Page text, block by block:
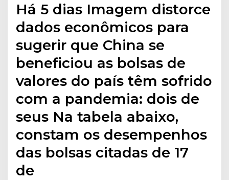
Há 5 dias Imagem distorce
dados econômicos para
sugerir que China se
beneficiou as bolsas de
valores do país têm sofrido
com a pandemia: dois de
seus Na tabela abaixo,
constam os desempenhos
das bolsas citadas de 17
de